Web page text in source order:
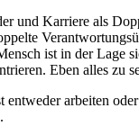
und Karriere als
ist in der Lage
Eben alles zu
entweder arbeiten